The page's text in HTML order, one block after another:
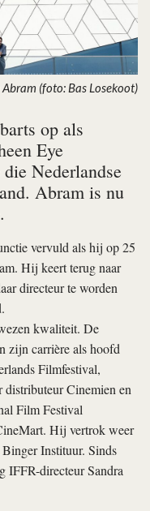
Abram (foto: Bas Losekoot)
op als
Eye
Nederlandse
Abram is nu
vervuld als hij op 25
Hij keert terug naar
directeur te worden
kwaliteit. De
zijn carrière als hoofd
Filmfestival,
distributeur Cinemien en
Film Festival
Hij vertrok weer
Instituur. Sinds
IFFR-directeur Sandra